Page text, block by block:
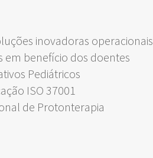
inovadoras operacionais
em benefício dos doentes
Pediátricos
ISO 37001
de Protonterapia